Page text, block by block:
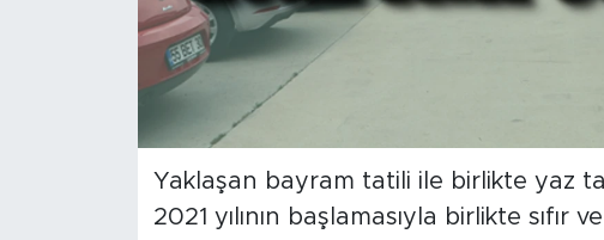
Yaklaşan bayram tatili ile birlikte yaz
2021 yılının başlamasıyla birlikte
Kuluncak
Doğanyol